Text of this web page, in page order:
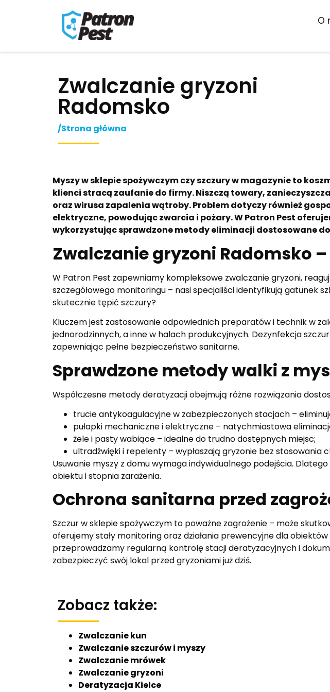
O
Zwalczanie gryzoni
Radomsko
/Strona główna
Myszy w sklepie spożywczym czy szczury w magazynie to
klienci stracą zaufanie do firmy. Niszczą towary,
oraz wirusa zapalenia wątroby. Problem dotyczy również
elektryczne, powodując zwarcia i pożary. W Patron Pest
wykorzystując sprawdzone metody eliminacji dostosowane
Zwalczanie gryzoni Radomsko
W Patron Pest zapewniamy kompleksowe zwalczanie gryzoni,
szczegółowego monitoringu – nasi specjaliści identyfikują gatunek
skutecznie tępić szczury?
Kluczem jest zastosowanie odpowiednich preparatów i technik w
jednorodzinnych, a inne w halach produkcyjnych. Dezynfekcja
zapewniając pełne bezpieczeństwo sanitarne.
Sprawdzone metody walki z
Współczesne metody deratyzacji obejmują różne rozwiązania
trucie antykoagulacyjne w zabezpieczonych stacjach –
pułapki mechaniczne i elektryczne – natychmiastowa
żele i pasty wabiące – idealne do trudno dostępnych miejsc;
ultradźwięki i repelenty – wypłaszają gryzonie bez stosowania
Usuwanie myszy z domu wymaga indywidualnego podejścia.
obiektu i stopnia zarażenia.
Ochrona sanitarna przed
Szczur w sklepie spożywczym to poważne zagrożenie – może
oferujemy stały monitoring oraz działania prewencyjne dla
przeprowadzamy regularną kontrolę stacji deratyzacyjnych i
zabezpieczyć swój lokal przed gryzoniami już dziś.
Zobacz także:
Zwalczanie kun
Zwalczanie szczurów i myszy
Zwalczanie mrówek
Zwalczanie gryzoni
Deratyzacja Kielce